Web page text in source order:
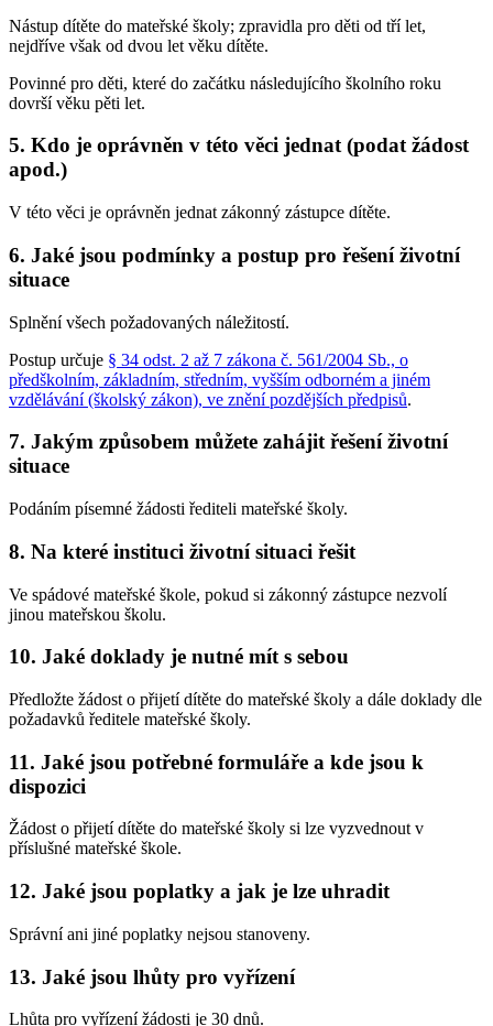
Nástup dítěte do mateřské školy; zpravidla pro děti od tří let,
nejdříve však od dvou let věku dítěte.
Povinné pro děti, které do začátku následujícího školního roku
dovrší věku pěti let.
5. Kdo je oprávněn v této věci jednat (podat žádost
apod.)
V této věci je oprávněn jednat zákonný zástupce dítěte.
6. Jaké jsou podmínky a postup pro řešení životní
situace
Splnění všech požadovaných náležitostí.
Postup určuje § 34 odst. 2 až 7 zákona č. 561/2004 Sb., o
předškolním, základním, středním, vyšším odborném a jiném
vzdělávání (školský zákon), ve znění pozdějších předpisů.
7. Jakým způsobem můžete zahájit řešení životní
situace
Podáním písemné žádosti řediteli mateřské školy.
8. Na které instituci životní situaci řešit
Ve spádové mateřské škole, pokud si zákonný zástupce nezvolí
jinou mateřskou školu.
10. Jaké doklady je nutné mít s sebou
Předložte žádost o přijetí dítěte do mateřské školy a dále doklady dle
požadavků ředitele mateřské školy.
11. Jaké jsou potřebné formuláře a kde jsou k
dispozici
Žádost o přijetí dítěte do mateřské školy si lze vyzvednout v
příslušné mateřské škole.
12. Jaké jsou poplatky a jak je lze uhradit
Správní ani jiné poplatky nejsou stanoveny.
13. Jaké jsou lhůty pro vyřízení
Lhůta pro vyřízení žádosti je 30 dnů.